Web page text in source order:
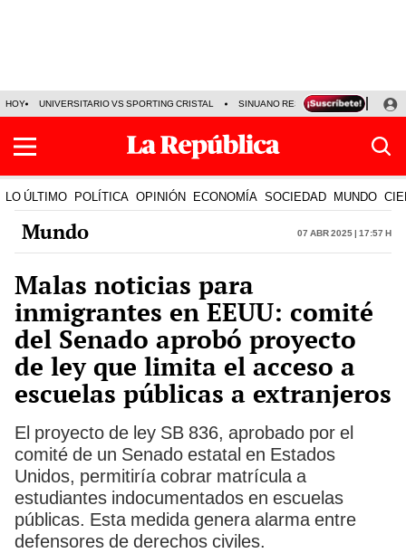
HOY UNIVERSITARIO VS SPORTING CRISTAL SINUANO RESULTADOS HOY
LO ÚLTIMO POLÍTICA OPINIÓN ECONOMÍA SOCIEDAD MUNDO
Mundo 07 Abr 2025 | 17:57 h
Malas noticias para
inmigrantes en EEUU: comité
del Senado aprobó proyecto
de ley que limita el acceso a
escuelas públicas a extranjeros
El proyecto de ley SB 836, aprobado por el
comité de un Senado estatal en Estados
Unidos, permitiría cobrar matrícula a
estudiantes indocumentados en escuelas
públicas. Esta medida genera alarma entre
defensores de derechos civiles.